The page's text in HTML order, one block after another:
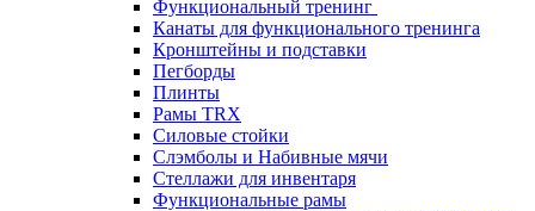
Функциональный тренинг
Канаты для функционального тренинга
Кронштейны и подставки
Пегборды
Плинты
Рамы TRX
Силовые стойки
Слэмболы и Набивные мячи
Стеллажи для инвентаря
Функциональные рамы